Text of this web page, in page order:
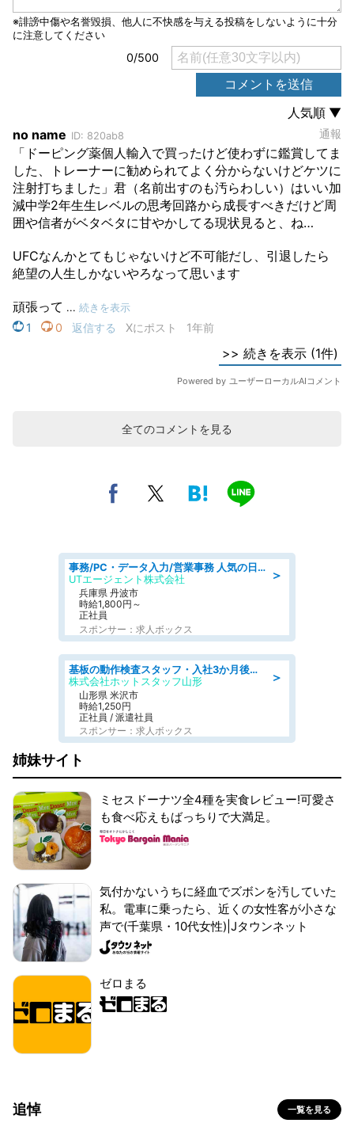
全てのコメントを見る
＞
事務/PC・データ入力/営業事務 人気の日勤 月収38万円可 建設会社でCADオペレーター専門事務
UTエージェント株式会社
兵庫県 丹波市
時給1,800円～
正社員
スポンサー：求人ボックス
＞
基板の動作検査スタッフ・入社3か月後に無期雇用派遣に転換 土日祝休み・日勤のみ・髪色自由
株式会社ホットスタッフ山形
山形県 米沢市
時給1,250円
正社員 / 派遣社員
スポンサー：求人ボックス
姉妹サイト
ミセスドーナツ全4種を実食レビュー!可愛さ
も食べ応えもばっちりで大満足。
気付かないうちに経血でズボンを汚していた
私。電車に乗ったら、近くの女性客が小さな
声で(千葉県・10代女性)|Jタウンネット
ゼロまる
追悼 一覧を見る